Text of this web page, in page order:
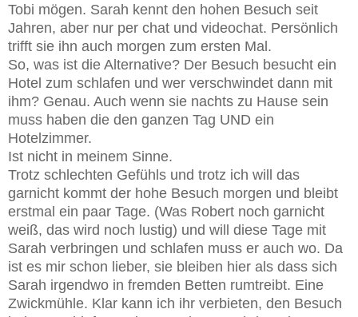
Tobi mögen. Sarah kennt den hohen Besuch seit
Jahren, aber nur per chat und videochat. Persönlich
trifft sie ihn auch morgen zum ersten Mal.
So, was ist die Alternative? Der Besuch besucht ein
Hotel zum schlafen und wer verschwindet dann mit
ihm? Genau. Auch wenn sie nachts zu Hause sein
muss haben die den ganzen Tag UND ein
Hotelzimmer.
Ist nicht in meinem Sinne.
Trotz schlechten Gefühls und trotz ich will das
garnicht kommt der hohe Besuch morgen und bleibt
erstmal ein paar Tage. (Was Robert noch garnicht
weiß, das wird noch lustig) und will diese Tage mit
Sarah verbringen und schlafen muss er auch wo. Da
ist es mir schon lieber, sie bleiben hier als dass sich
Sarah irgendwo in fremden Betten rumtreibt. Eine
Zwickmühle. Klar kann ich ihr verbieten, den Besuch